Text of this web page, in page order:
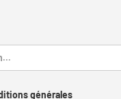
générales